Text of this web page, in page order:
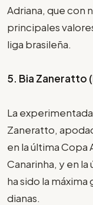
Adriana, que con
principales
liga brasileña.
5. Bia Zaneratto
La
Zaneratto,
en la última Copa
Canarinha, y en
ha sido la
dianas.